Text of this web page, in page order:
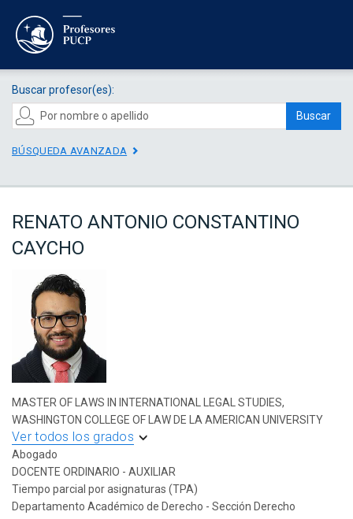
Buscar profesor(es):
Buscar
BÚSQUEDA AVANZADA
RENATO ANTONIO CONSTANTINO
CAYCHO
MASTER OF LAWS IN INTERNATIONAL LEGAL STUDIES,
WASHINGTON COLLEGE OF LAW DE LA AMERICAN UNIVERSITY
Ver todos los grados
Abogado
DOCENTE ORDINARIO - AUXILIAR
Tiempo parcial por asignaturas (TPA)
Departamento Académico de Derecho - Sección Derecho